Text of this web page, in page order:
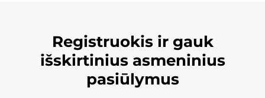
Registruokis ir gauk
išskirtinius asmeninius
pasiūlymus